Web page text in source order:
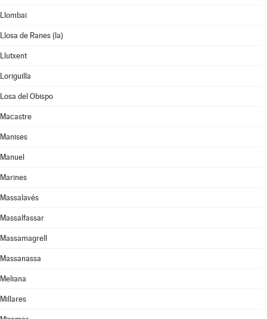
Llombai
Llosa de Ranes (la)
Llutxent
Loriguilla
Losa del Obispo
Macastre
Manises
Manuel
Marines
Massalavés
Massalfassar
Massamagrell
Massanassa
Meliana
Millares